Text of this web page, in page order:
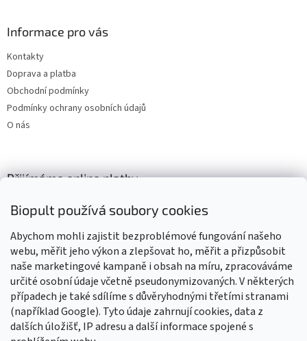
Biopult používá soubory cookies
Abychom mohli zajistit bezproblémové fungování našeho
webu, měřit jeho výkon a zlepšovat ho, měřit a přizpůsobit
naše marketingové kampaně i obsah na míru, zpracováváme
určité osobní údaje včetně pseudonymizovaných. V některých
případech je také sdílíme s důvěryhodnými třetími stranami
(například Google). Tyto údaje zahrnují cookies, data z
dalších úložišť, IP adresu a další informace spojené s
Informace pro vás
Kontakty
Doprava a platba
Obchodní podmínky
Podmínky ochrany osobních údajů
O nás
Přijímáme online platby
Výrobky označené BIO jsou certifikované kontrolní organizací CZ-
BIO-003